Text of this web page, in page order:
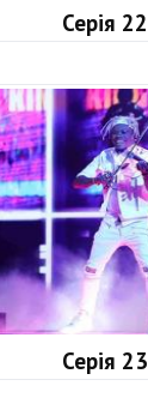
Серія 22
Серія 23